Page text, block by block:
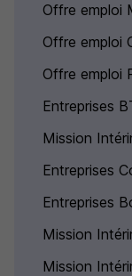
Offre emploi
Offre emploi
Offre emploi
Entreprises
Mission
Entreprises
Entreprises
Mission
Mission